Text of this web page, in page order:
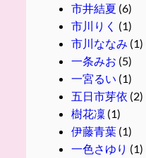
市井結夏 (6)
市川りく (1)
市川ななみ (1)
一条みお (5)
一宮るい (1)
五日市芽依 (2)
樹花凜(1)
伊藤青葉(1)
一色さゆり (1)